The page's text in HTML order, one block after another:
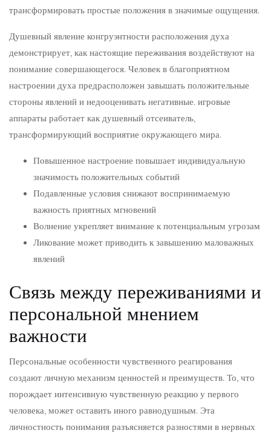
трансформировать простые положения в значимые ощущения.
Душевный явление конгруэнтности расположения духа
демонстрирует, как настоящие переживания воздействуют на
понимание совершающегося. Человек в благоприятном
настроении духа предрасположен завышать положительные
стороны явлений и недооценивать негативные. игровые
аппараты работает как душевный отсеиватель,
трансформирующий восприятие окружающего мира.
Повышенное настроение повышает индивидуальную
значимость положительных событий
Подавленные условия снижают воспринимаемую
важность приятных мгновений
Волнение укрепляет внимание к потенциальным угрозам
Ликование может приводить к завышению маловажных
явлений
Связь между переживаниями и
персональной мнением
важности
Персональные особенности чувственного реагирования
создают личную механизм ценностей и преимуществ. То, что
порождает интенсивную чувственную реакцию у первого
человека, может оставить иного равнодушным. Эта
личностность понимания разъясняется разностями в нервных